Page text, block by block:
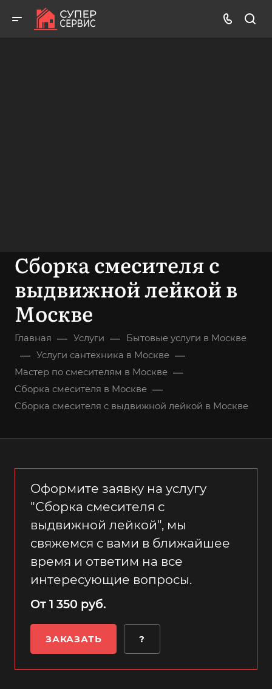
Сборка смесителя с
выдвижной лейкой в
Москве
Главная — Услуги — Бытовые услуги в Москве
— Услуги сантехника в Москве —
Мастер по смесителям в Москве —
Сборка смесителя в Москве —
Сборка смесителя с выдвижной лейкой в Москве
Оформите заявку на услугу
"Сборка смесителя с
выдвижной лейкой", мы
свяжемся с вами в ближайшее
время и ответим на все
интересующие вопросы.
От 1 350 руб.
ЗАКАЗАТЬ ?